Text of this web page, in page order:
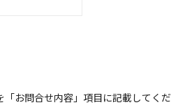
お問合せ内容」項目に記載してくだ